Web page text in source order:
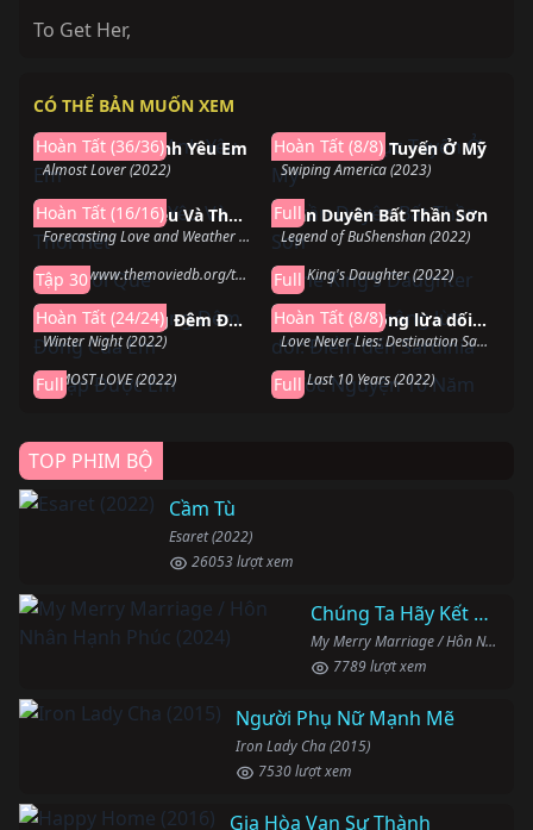
To Get Her,
CÓ THỂ BẢN MUỐN XEM
Ai Cũng Biết Anh Yêu Em
Almost Lover (2022)
Hoàn Tất (36/36)
Hoàn thành
Hẹn Hò Trực Tuyến Ở Mỹ
Swiping America (2023)
Hoàn Tất (8/8)
Dự Báo Tình Yêu Và Thời Tiết
Forecasting Love and Weather (2022)
Hoàn Tất (16/16)
Hoàn thành
Trần Duyên Bất Thần Sơn
Legend of BuShenshan (2022)
Full
Hoàn thành
Người Que
https://www.themoviedb.org/tv/215275-cop-adam (2022)
Tập 30
Đang chiếu
The King’s Daughter
The King's Daughter (2022)
Full
Hoàn thành
Tỏa Sáng Trong Đêm Đông Của Em
Winter Night (2022)
Hoàn Tất (24/24)
Hoàn thành
Tình yêu không lừa dối: Điểm đến Sardinia
Love Never Lies: Destination Sardinia (2022)
Hoàn Tất (8/8)
Hoàn thành
Gặp Được Em
ALMOST LOVE (2022)
Full
Hoàn thành
Ước Nguyện 10 Năm
The Last 10 Years (2022)
Full
Hoàn thành
TOP PHIM BỘ
Cầm Tù
Esaret (2022)
26053 lượt xem
Chúng Ta Hãy Kết Hôn Nhé
My Merry Marriage / Hôn Nhân Hạnh Phúc (2024)
7789 lượt xem
Người Phụ Nữ Mạnh Mẽ
Iron Lady Cha (2015)
7530 lượt xem
Gia Hòa Vạn Sự Thành